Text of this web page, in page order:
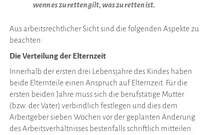
wenn es zu retten gilt, was zu retten ist.
Aus arbeitsrechtlicher Sicht sind die folgenden Aspekte zu
beachten:
Die Verteilung der Elternzeit
Innerhalb der ersten drei Lebensjahre des Kindes haben
beide Elternteile einen Anspruch auf Elternzeit. Für die
ersten beiden Jahre muss sich die berufstätige Mutter
(bzw. der Vater) verbindlich festlegen und dies dem
Arbeitgeber sieben Wochen vor der geplanten Änderung
des Arbeitsverhältnisses bestenfalls schriftlich mitteilen.